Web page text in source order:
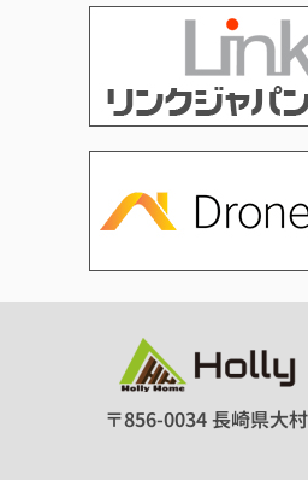
〒856-0034 長崎県大